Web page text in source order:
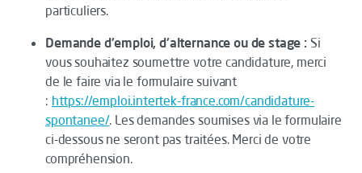
particuliers.
Demande d'emploi, d'alternance ou de stage : Si
vous souhaitez soumettre votre candidature, merci
de le faire via le formulaire suivant
: https://emploi.intertek-france.com/candidature-
spontanee/. Les demandes soumises via le formulaire
ci-dessous ne seront pas traitées. Merci de votre
compréhension.